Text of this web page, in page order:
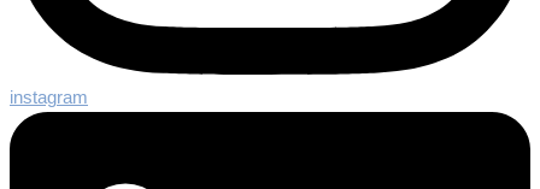
instagram